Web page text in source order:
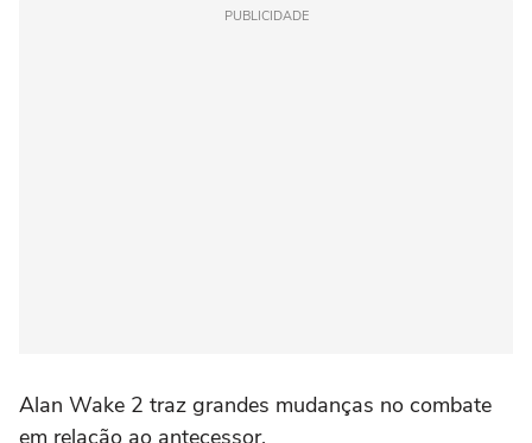
PUBLICIDADE
Alan Wake 2 traz grandes mudanças no combate
em relação ao antecessor.